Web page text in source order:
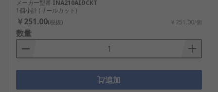
メーカー型番 INA210AIDCKT
1個小計 (リールカット)
￥251.00(税抜) ￥251.00/個
数量
追加